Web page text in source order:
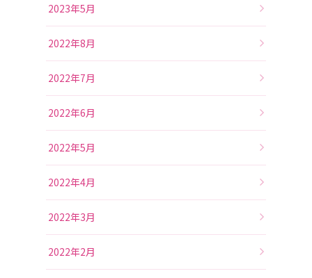
2023年5月
2022年8月
2022年7月
2022年6月
2022年5月
2022年4月
2022年3月
2022年2月